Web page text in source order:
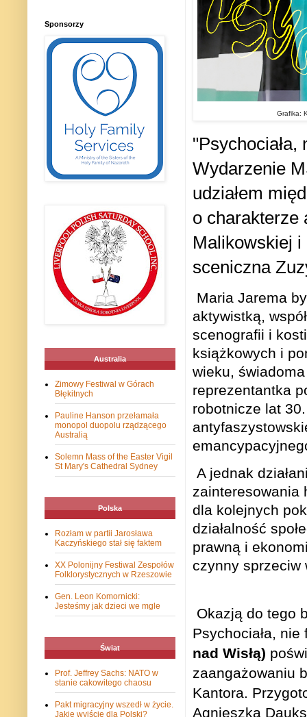
Grafika:
Wydarzenie
udziałem
o charakterze
Malikowskiej
sceniczna
Maria Jarema
aktywistką,
scenografii i
książkowych i
wieku,
reprezentantka
robotnicze lat
A jednak
zainteresowania
dla kolejnych
działalność
prawną i
czynny sprzeciw
Okazją do tego
Psychociała, nie
nad Wisłą)
zaangażowaniu
Kantora.
Agnieszka
Sponsorzy
Australia
Zimowy Festiwal w Górach
Błękitnych
Pauline Hanson przełamała
monopol duopolu rządzącego
Australią
Solemn Mass of the Easter Vigil
St Mary's Cathedral Sydney
Polska
Rozłam w partii Jarosława
Kaczyńskiego stał się faktem
XX Polonijny Festiwal Zespołów
Folklorystycznych w Rzeszowie
Gen. Leon Komornicki:
Jesteśmy jak dzieci we mgle
Świat
Prof. Jeffrey Sachs: NATO w
stanie cakowitego chaosu
Pakt migracyjny wszedł w życie.
Jakie wyjście dla Polski?